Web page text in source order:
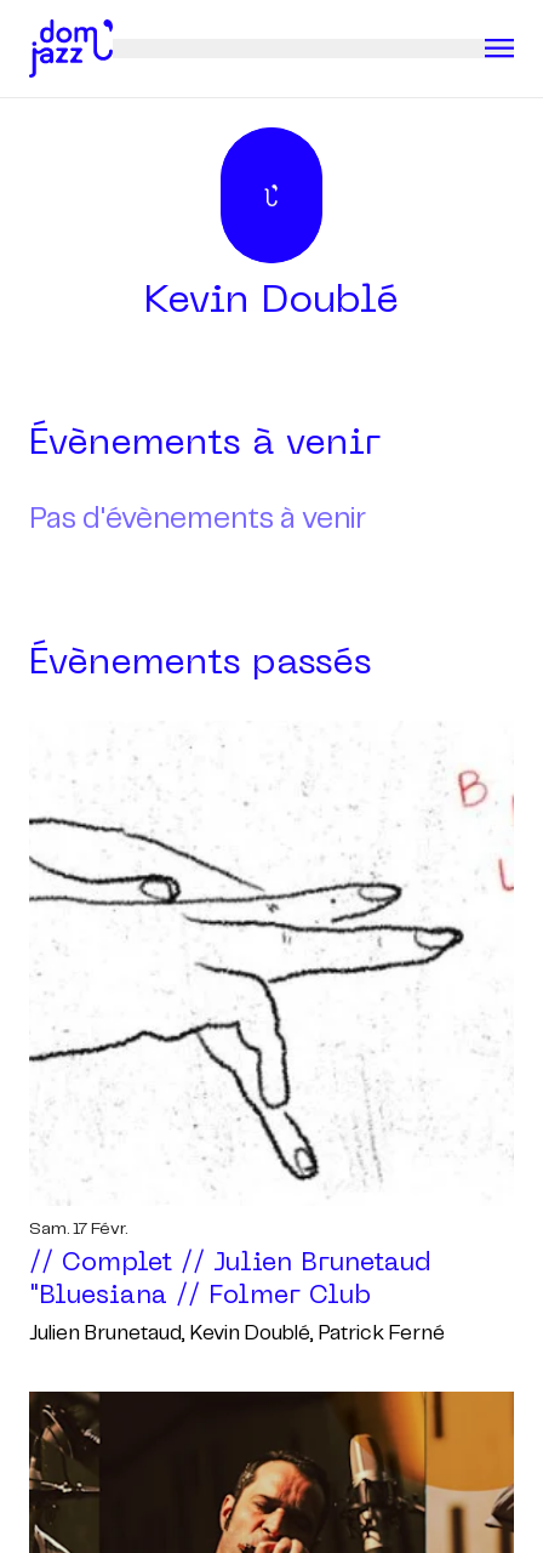
Kevin Doublé
Évènements à venir
Pas d'évènements à venir
Évènements passés
Sam. 17 Févr.
// Complet // Julien Brunetaud
"bluesiana // Folmer Club
Julien Brunetaud, Kevin Doublé, Patrick Ferné